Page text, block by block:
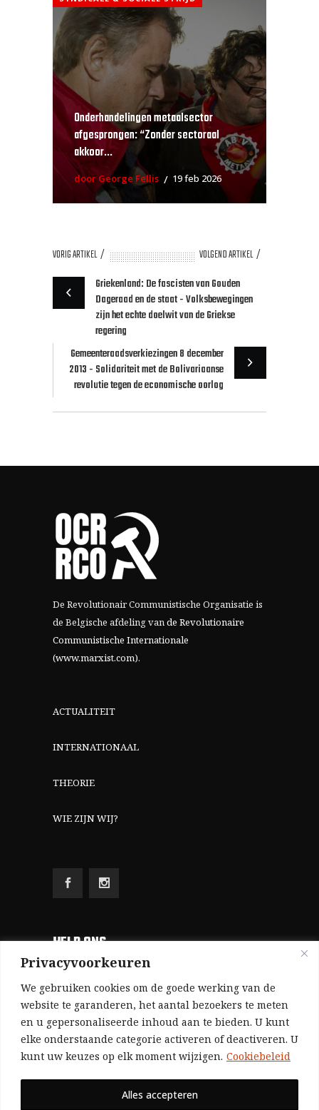
Privacyvoorkeuren
We gebruiken cookies om de goede werking van de
website te garanderen, het aantal bezoekers te meten
en u gepersonaliseerde inhoud aan te bieden. U kunt
elke onderstaande categorie activeren of deactiveren. U
kunt uw keuzes op elk moment wijzigen. Cookiebeleid
Alles accepteren
Onderhandelingen metaalsector
afgesprongen: “Zonder sectoraal
akkoor...
door George Fellis 19 feb 2026
VORIG ARTIKEL
VOLGEND ARTIKEL
Griekenland: De fascisten van Gouden
Dageraad en de staat - Volksbewegingen
zijn het echte doelwit van de Griekse
regering
Gemeenteraadsverkiezingen 8 december
2013 - Solidariteit met de Bolivariaanse
revolutie tegen de economische oorlog
De Revolutionair Communistische Organisatie is
de Belgische afdeling vande Revolutionaire
Communistische Internationale
(www.marxist.com).
ACTUALITEIT
INTERNATIONAAL
THEORIE
WIE ZIJN WIJ?
HELP ONS
Aangezien we volledig zelf gefinancierd zijn
(zonder subsidies, zonder commerciële
advertenties en zonder rijke sponsors), zijn we
voor de publicatie van ons tijdschrift uitsluitend
afhankelijk van de financiële steun van onze